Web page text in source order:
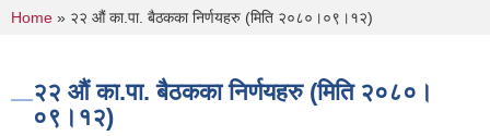
You are here
Home » २२ औं का.पा. बैठकका निर्णयहरु (मिति २०८०।०९।१२)
२२ औं का.पा. बैठकका निर्णयहरु (मिति २०८०।
०९।१२)